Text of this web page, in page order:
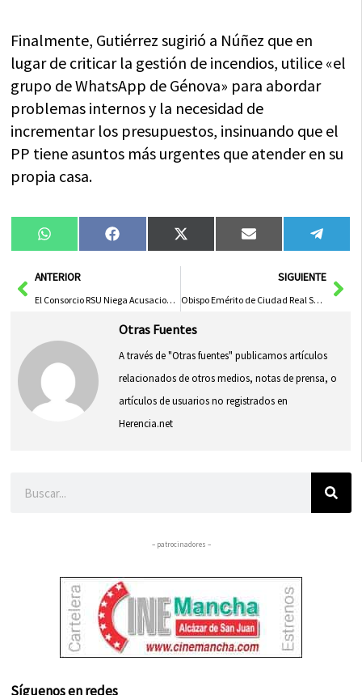
Finalmente, Gutiérrez sugirió a Núñez que en
lugar de criticar la gestión de incendios, utilice «el
grupo de WhatsApp de Génova» para abordar
problemas internos y la necesidad de
incrementar los presupuestos, insinuando que el
PP tiene asuntos más urgentes que atender en su
propia casa.
Compartir
en
WhatsAppCompartir
en
FacebookCompartir
en
X
(Twitter)
Compartir
en
Email
en
AntANTERIOR
El Consorcio RSU Niega Acusaciones del Ayuntamiento de Valdepeñas sobre Recogida de Basura
SIGUIENTE
Obispo Emérito de Ciudad Real Se Recupera Estable y Animado Tras Hospitalización
Otras Fuentes
A través de "Otras fuentes" publicamos artículos
relacionados de otros medios, notas de prensa, o
artículos de usuarios no registrados en
Herencia.net
– patrocinadores –
Síguenos en redes